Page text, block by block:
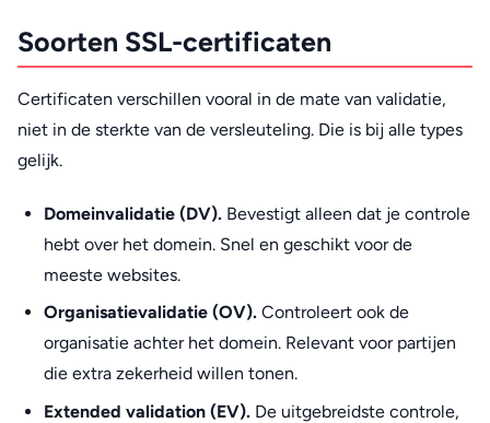
Soorten SSL-certificaten
Certificaten verschillen vooral in de mate van validatie,
niet in de sterkte van de versleuteling. Die is bij alle types
gelijk.
Domeinvalidatie (DV). Bevestigt alleen dat je controle
hebt over het domein. Snel en geschikt voor de
meeste websites.
Organisatievalidatie (OV). Controleert ook de
organisatie achter het domein. Relevant voor partijen
die extra zekerheid willen tonen.
Extended validation (EV). De uitgebreidste controle,